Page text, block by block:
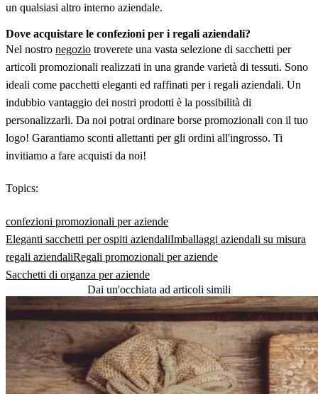
un qualsiasi altro interno aziendale.
Dove acquistare le confezioni per i regali aziendali?
Nel nostro negozio troverete una vasta selezione di sacchetti per
articoli promozionali realizzati in una grande varietà di tessuti. Sono
ideali come pacchetti eleganti ed raffinati per i regali aziendali. Un
indubbio vantaggio dei nostri prodotti è la possibilità di
personalizzarli. Da noi potrai ordinare borse promozionali con il tuo
logo! Garantiamo sconti allettanti per gli ordini all'ingrosso. Ti
invitiamo a fare acquisti da noi!
Topics:
confezioni promozionali per aziende
Eleganti sacchetti per ospiti aziendaliImballaggi aziendali su misura
regali aziendaliRegali promozionali per aziende
Sacchetti di organza per aziende
Dai un'occhiata ad articoli simili